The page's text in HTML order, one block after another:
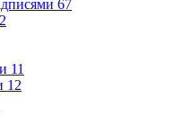
67
2
11
12